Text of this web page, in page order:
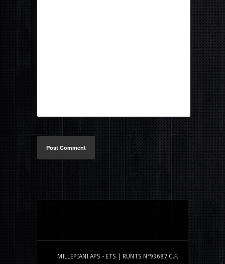
Post Comment
MILLEPIANI APS - ETS | RUNTS N°99687 C.F.